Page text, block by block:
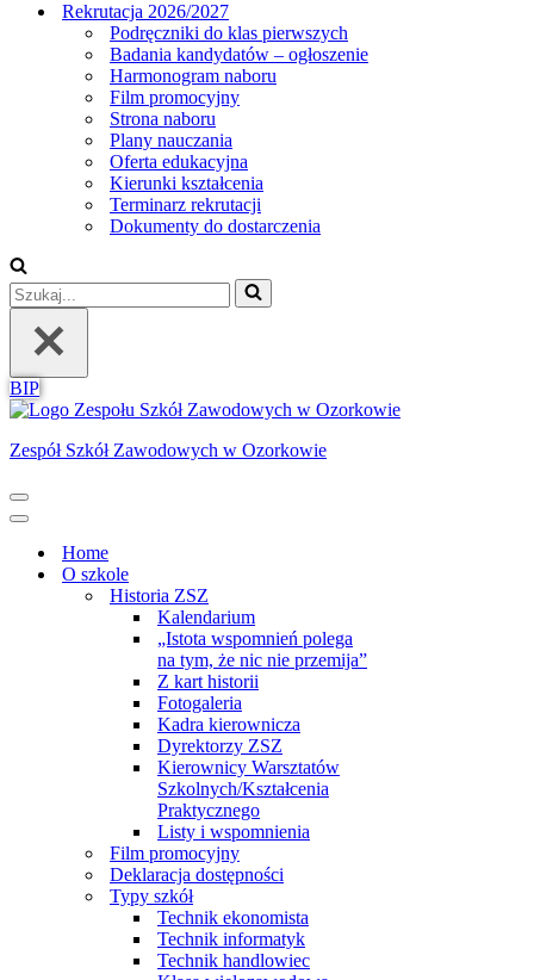
Rekrutacja 2026/2027
Podręczniki do klas pierwszych
Badania kandydatów – ogłoszenie
Harmonogram naboru
Film promocyjny
Strona naboru
Plany nauczania
Oferta edukacyjna
Kierunki kształcenia
Terminarz rekrutacji
Dokumenty do dostarczenia
Szukaj...
BIP
Zespół Szkół Zawodowych w Ozorkowie
Menu
nawigacji
Menu
nawigacjiHome
O szkole
Historia ZSZ
Kalendarium
„Istota wspomnień polega
na tym, że nic nie przemija”
Z kart historii
Fotogaleria
Kadra kierownicza
Dyrektorzy ZSZ
Kierownicy Warsztatów
Szkolnych/Kształcenia
Praktycznego
Listy i wspomnienia
Film promocyjny
Deklaracja dostępności
Typy szkół
Technik ekonomista
Technik informatyk
Technik handlowiec